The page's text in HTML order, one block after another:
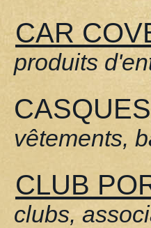
CAR
produits
vêtements,
CLUB
clubs,